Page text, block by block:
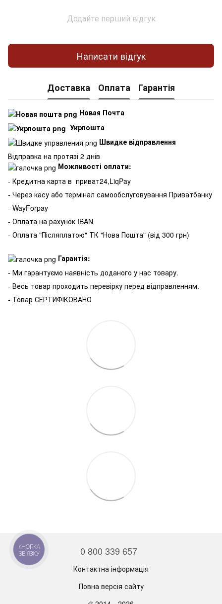
Додайте перший відгук
Написати відгук
Доставка Оплата Гарантія
Новая Почта
Укрпошта
Швидке відправлення
Відправка на протязі 2 днів
Можливості оплати:
- Кредитна карта в приват24,LiqPay
- Через касу або термінал самообслуговування Приватбанку
- WayForpay
- Оплата на рахунок IBAN
- Оплата "Післяплатою" ТК "Нова Пошта" (від 300 грн)
Гарантія:
- Ми гарантуємо наявність доданого у нас товару.
- Весь товар проходить перевірку перед відправленням.
- Товар СЕРТИФІКОВАНО
0 800 339 657
Контактна інформація
Повна версія сайту
КНОПКА
ЗВ'ЯЗКУ